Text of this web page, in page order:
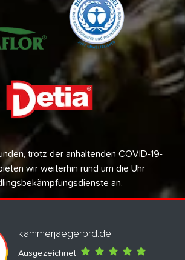
trotz der anhaltenden COVID-19-
wir weiterhin rund um die Uhr
an.
kammerjaegerbrd.de
Ausgezeichnet